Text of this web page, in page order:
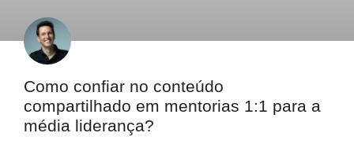
Como confiar no conteúdo
compartilhado em mentorias 1:1 para a
média liderança?